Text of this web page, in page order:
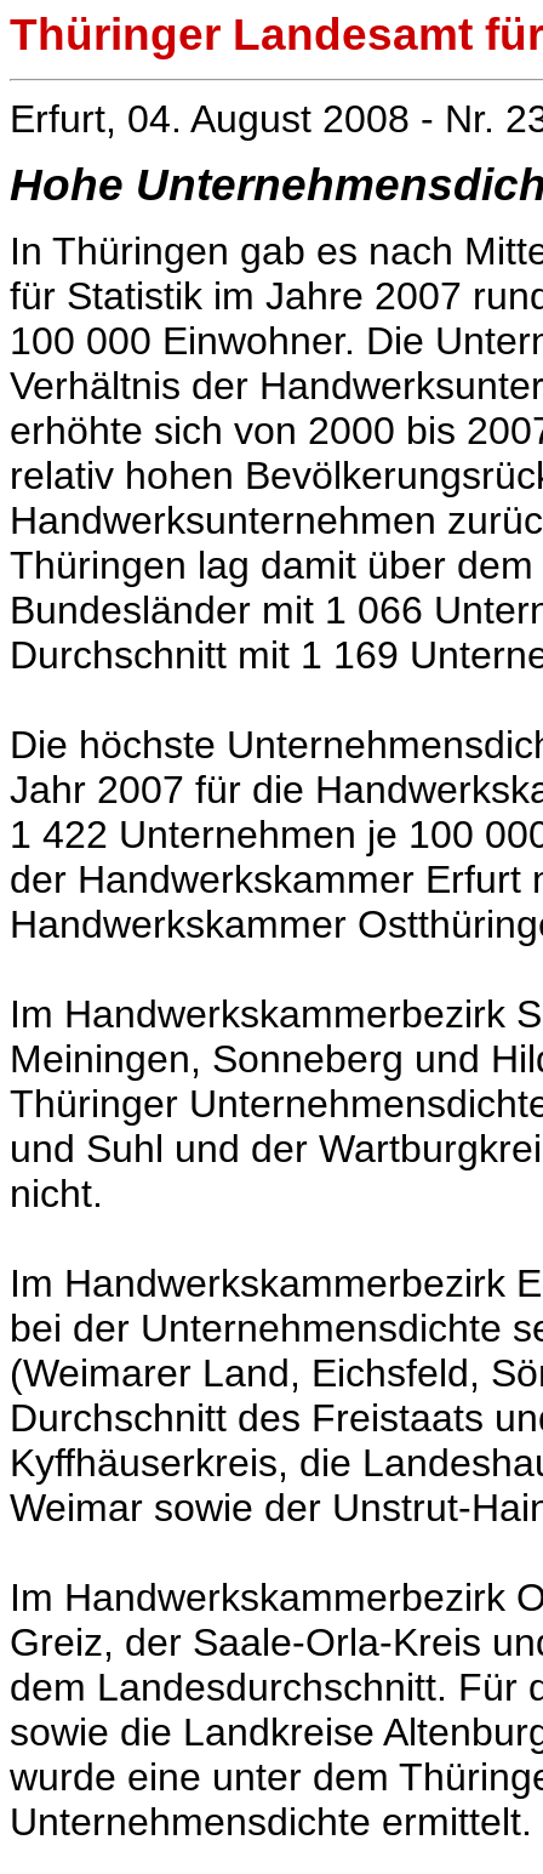
Thüringer Landesamt
Erfurt, 04. August 2008 - Nr.
Hohe
In Thüringen gab es nach
für Statistik im Jahre 2007
100 000 Einwohner. Die
Verhältnis der
erhöhte sich von 2000 bis
relativ hohen
Handwerksunternehmen
Thüringen lag damit über
Bundesländer mit 1 066
Durchschnitt mit 1 169
Die höchste
Jahr 2007 für die
1 422 Unternehmen je 100
der Handwerkskammer Erfurt
Handwerkskammer
Im Handwerkskammerbezirk
Meiningen, Sonneberg und
Thüringer
und Suhl und der
nicht.
Im Handwerkskammerbezirk
bei der Unternehmensdichte
(Weimarer Land, Eichsfeld,
Durchschnitt des Freistaats
Kyffhäuserkreis, die
Weimar sowie der Unstrut-
Im Handwerkskammerbezirk
Greiz, der Saale-Orla-Kreis
dem Landesdurchschnitt. Für
sowie die Landkreise
wurde eine unter dem
Unternehmensdichte ermittelt.